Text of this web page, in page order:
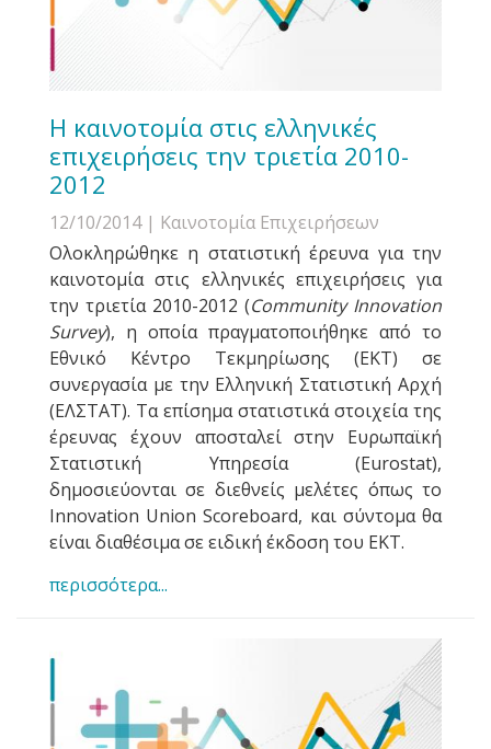
H καινοτομία στις ελληνικές
επιχειρήσεις την τριετία 2010-
2012
12/10/2014| Καινοτομία Επιχειρήσεων
Ολοκληρώθηκε η στατιστική έρευνα για την
καινοτομία στις ελληνικές επιχειρήσεις για
την τριετία 2010-2012 (Community Innovation
Survey), η οποία πραγματοποιήθηκε από το
Εθνικό Κέντρο Τεκμηρίωσης (ΕΚΤ) σε
συνεργασία με την Ελληνική Στατιστική Αρχή
(ΕΛΣΤΑΤ). Τα επίσημα στατιστικά στοιχεία της
έρευνας έχουν αποσταλεί στην Ευρωπαϊκή
Στατιστική Υπηρεσία (Eurostat),
δημοσιεύονται σε διεθνείς μελέτες όπως το
Innovation Union Scoreboard, και σύντομα θα
είναι διαθέσιμα σε ειδική έκδοση του ΕΚΤ.
περισσότερα...